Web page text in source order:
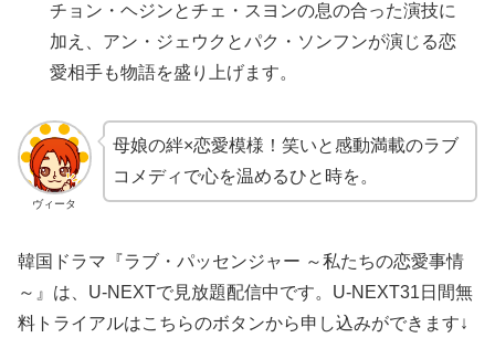
チョン・ヘジンとチェ・スヨンの息の合った演技に
加え、アン・ジェウクとパク・ソンフンが演じる恋
愛相手も物語を盛り上げます。
ヴィータ
母娘の絆×恋愛模様！笑いと感動満載のラブ
コメディで心を温めるひと時を。
韓国ドラマ『ラブ・パッセンジャー ～私たちの恋愛事情
～』は、U-NEXTで見放題配信中です。U-NEXT31日間無
料トライアルはこちらのボタンから申し込みができます↓